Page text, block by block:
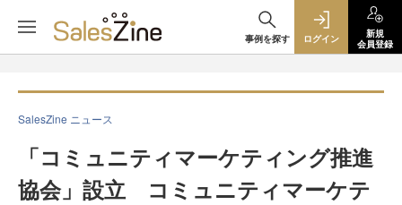
事例を探す ログイン
新規
会員登録
SalesZine ニュース
「コミュニティマーケティング推進
協会」設立 コミュニティマーケテ